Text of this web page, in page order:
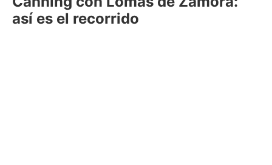
así es el recorrido